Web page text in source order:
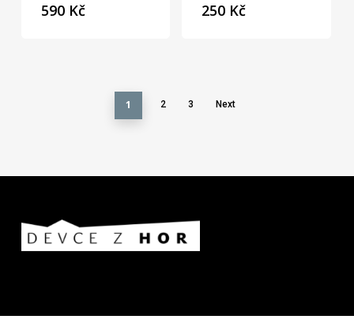
590 Kč
250 Kč
1 2 3 Next